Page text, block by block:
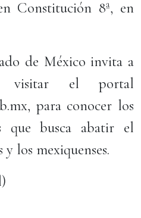
Constitución 8ª, en
de México invita a
visitar el portal
para conocer los
que busca abatir el
los mexiquenses.